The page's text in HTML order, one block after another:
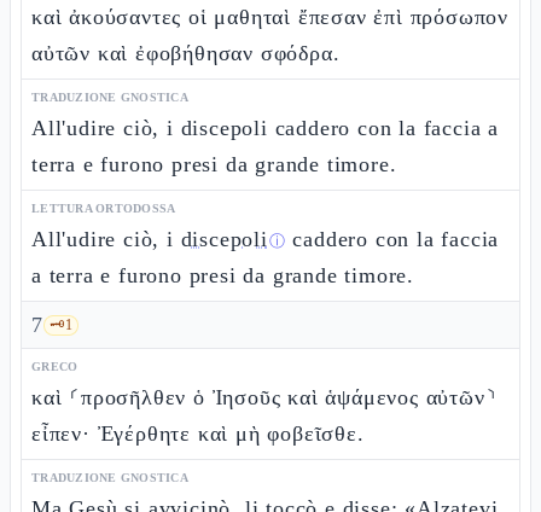
καὶ ἀκούσαντες οἱ μαθηταὶ ἔπεσαν ἐπὶ πρόσωπον
αὐτῶν καὶ ἐφοβήθησαν σφόδρα.
TRADUZIONE GNOSTICA
All'udire ciò, i discepoli caddero con la faccia a
terra e furono presi da grande timore.
LETTURA ORTODOSSA
All'udire ciò, i discepoliⓘ caddero con la faccia
a terra e furono presi da grande timore.
7 🗝️1
GRECO
καὶ ⸂προσῆλθεν ὁ Ἰησοῦς καὶ ἁψάμενος αὐτῶν⸃
εἶπεν· Ἐγέρθητε καὶ μὴ φοβεῖσθε.
TRADUZIONE GNOSTICA